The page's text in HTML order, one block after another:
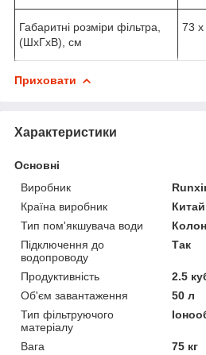
Габаритні розміри фільтра,
(ШхГхВ), см
73
Приховати
Характеристики
Основні
Виробник
Країна виробник
Китай
Тип пом'якшувача води
Підключення до
водопроводу
Так
Продуктивність
2.5
Об'єм завантаження
50 л
Тип фільтруючого
матеріалу
Вага
75 кг